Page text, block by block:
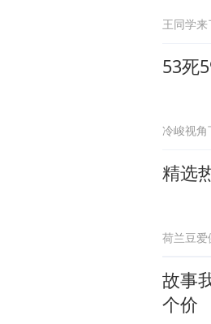
王同学来
53死
冷峻视角
精选
荷兰豆爱
故事
个价